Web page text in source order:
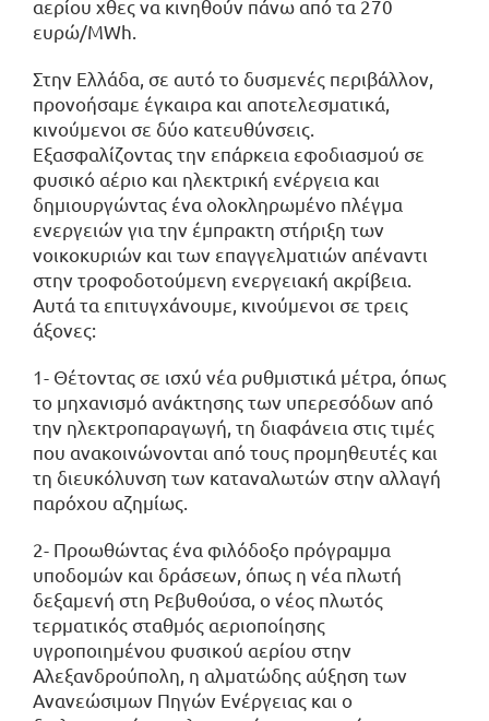
αερίου χθες να κινηθούν πάνω από τα 270
ευρώ/MWh.
Στην Ελλάδα, σε αυτό το δυσμενές περιβάλλον,
προνοήσαμε έγκαιρα και αποτελεσματικά,
κινούμενοι σε δύο κατευθύνσεις.
Εξασφαλίζοντας την επάρκεια εφοδιασμού σε
φυσικό αέριο και ηλεκτρική ενέργεια και
δημιουργώντας ένα ολοκληρωμένο πλέγμα
ενεργειών για την έμπρακτη στήριξη των
νοικοκυριών και των επαγγελματιών απέναντι
στην τροφοδοτούμενη ενεργειακή ακρίβεια.
Αυτά τα επιτυγχάνουμε, κινούμενοι σε τρεις
άξονες:
1- Θέτοντας σε ισχύ νέα ρυθμιστικά μέτρα, όπως
το μηχανισμό ανάκτησης των υπερεσόδων από
την ηλεκτροπαραγωγή, τη διαφάνεια στις τιμές
που ανακοινώνονται από τους προμηθευτές και
τη διευκόλυνση των καταναλωτών στην αλλαγή
παρόχου αζημίως.
2- Προωθώντας ένα φιλόδοξο πρόγραμμα
υποδομών και δράσεων, όπως η νέα πλωτή
δεξαμενή στη Ρεβυθούσα, ο νέος πλωτός
τερματικός σταθμός αεριοποίησης
υγροποιημένου φυσικού αερίου στην
Αλεξανδρούπολη, η αλματώδης αύξηση των
Ανανεώσιμων Πηγών Ενέργειας και ο